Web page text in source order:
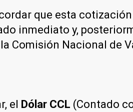
que esta
inmediato y,
Comisión Nacional de
el Dólar CCL (Contado